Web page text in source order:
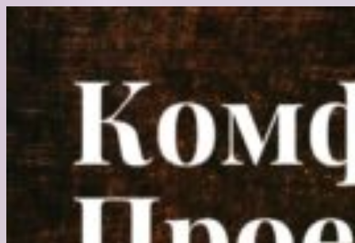
Перейти
содержимому